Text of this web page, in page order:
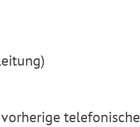
telefonische